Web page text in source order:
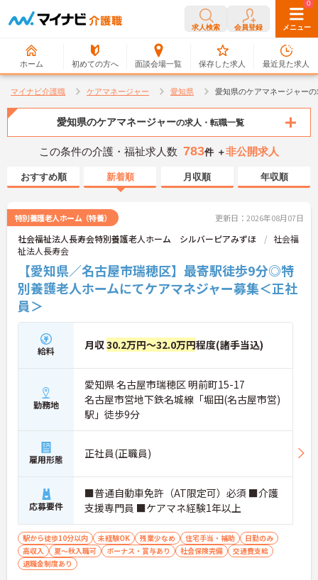
求人検索 会員登録 メニュー
ホーム 初めての方へ 面談会場一覧
0
保存した求人
0
最近見た求人
マイナビ介護職 ケアマネージャー 愛知県 愛知県のケアマネージャー
愛知県のケアマネージャーの求人・転職一覧
この条件の介護・福祉求人数 783件 ＋非公開求人
おすすめ順 新着順 月収順 年収順
特別養護老人ホーム（特養） 更新日：2026年08月07日
社会福祉法人長寿会特別養護老人ホーム シルバーピアみずほ
社会福
祉法人長寿会
【愛知県／名古屋市瑞穂区】最寄駅徒歩9分◎特
別養護老人ホームにてケアマネジャー募集＜正社
員＞
給料 月収30.2万円～32.0万円程度(諸手当込)
勤務地
愛知県 名古屋市瑞穂区 明前町15-17
名古屋市営地下鉄名城線「堀田(名古屋市営)
駅」徒歩9分
雇用形態 正社員(正職員)
応募要件
■普通自動車免許（AT限定可）必須 ■介護
支援専門員 ■ケアマネ経験1年以上
駅から徒歩10分以内 未経験OK 残業少なめ 住宅手当・補助
日勤のみ
高収入
夏～秋入職可 ボーナス・賞与あり 社会保険完備
交通費支給
退職金制度あり